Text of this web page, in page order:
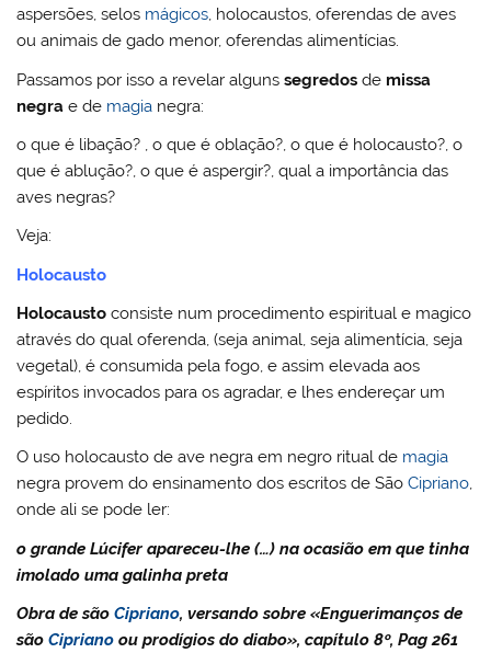
aspersões, selos mágicos, holocaustos, oferendas de aves
ou animais de gado menor, oferendas alimentícias.
Passamos por isso a revelar algunssegredos de missa
negra e de magia negra:
o que é libação? , o que é oblação?, o que é holocausto?, o
que é ablução?, o que é aspergir?, qual a importância das
aves negras?
Veja:
Holocausto
Holocausto consiste num procedimento espiritual e magico
através do qual oferenda, (seja animal, seja alimentícia, seja
vegetal), é consumida pela fogo, e assim elevada aos
espíritos invocados para os agradar, e lhes endereçar um
pedido.
O uso holocausto de ave negra em negro ritual de magia
negra provem do ensinamento dos escritos de SãoCipriano,
onde ali se pode ler:
o grande Lúcifer apareceu-lhe (…) na ocasião em que tinha
imolado uma galinha preta
Obra de sãoCipriano, versando sobre «Enguerimanços de
sãoCipriano ou prodígios do diabo», capítulo 8º, Pag 261